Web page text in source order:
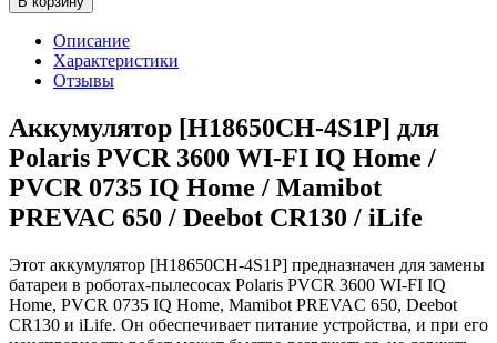
Описание
Характеристики
Отзывы
Аккумулятор [H18650CH-4S1P] для
Polaris PVCR 3600 WI-FI IQ Home /
PVCR 0735 IQ Home / Mamibot
PREVAC 650 / Dееbоt СR130 / iLifе
Этот аккумулятор [H18650CH-4S1P] предназначен для замены
батареи в роботах-пылесосах Polaris PVCR 3600 WI-FI IQ
Home, PVCR 0735 IQ Home, Mamibot PREVAC 650, Dееbоt
СR130 и iLifе. Он обеспечивает питание устройства, и при его